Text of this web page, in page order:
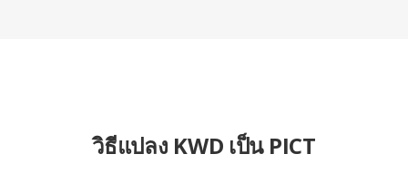
วิธีแปลง KWD เป็น PICT